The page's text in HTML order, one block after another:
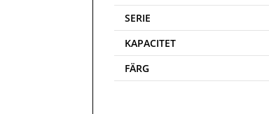
SERIE
KAPACITET
FÄRG